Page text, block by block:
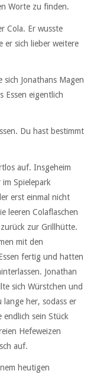
Worte zu finden.
Cola. Er wusste
er sich lieber weitere
sich Jonathans Magen
Essen eigentlich
Du hast bestimmt
auf. Insgeheim
Spielepark
erst einmal nicht
leeren Colaflaschen
zur Grillhütte.
mit den
fertig und hatten
Jonathan
sich Würstchen und
lange her, sodass er
sein Stück
Hefeweizen
auf.
heutigen